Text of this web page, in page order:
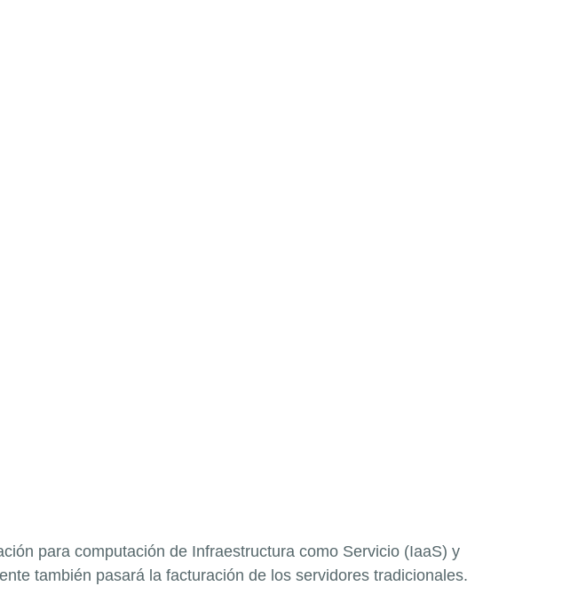
para computación de Infraestructura como Servicio (IaaS) y
también pasará la facturación de los servidores tradicionales.